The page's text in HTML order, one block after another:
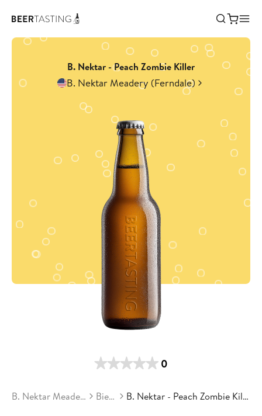
B. Nektar - Peach Zombie Killer
B. Nektar Meadery (Ferndale)
0
B. Nektar Meadery Biere B. Nektar - Peach Zombie Killer